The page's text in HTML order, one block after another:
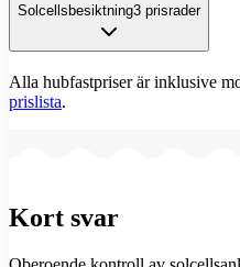
Solcellsbesiktning3 prisrader
Alla hubfastpriser är inklusive
prislista.
Kort svar